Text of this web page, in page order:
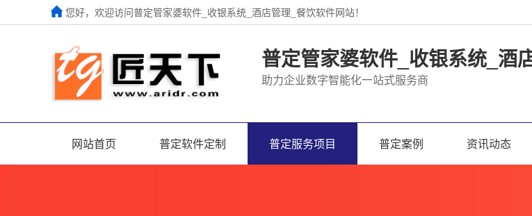
您好，欢迎访问普定管家婆软件_收银系统_酒店管理_餐饮软件网站！
普定管家婆软件_收银系统_酒
助力企业数字智能化一站式服务商
网站首页 普定软件定制 普定服务项目 普定案例 资讯动态